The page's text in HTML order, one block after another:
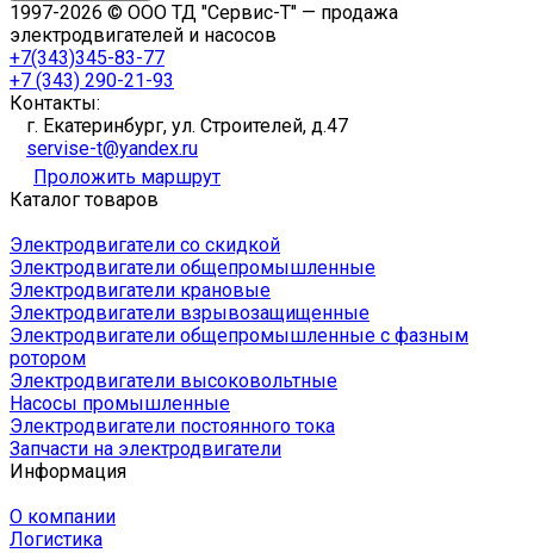
1997-2026 © ООО ТД "Сервис-Т" — продажа
электродвигателей и насосов
+7(343)345-83-77
+7 (343) 290-21-93
Контакты:
г. Екатеринбург, ул. Строителей, д.47
servise-t@yandex.ru
Проложить маршрут
Каталог товаров
Электродвигатели со скидкой
Электродвигатели общепромышленные
Электродвигатели крановые
Электродвигатели взрывозащищенные
Электродвигатели общепромышленные с фазным
ротором
Электродвигатели высоковольтные
Насосы промышленные
Электродвигатели постоянного тока
Запчасти на электродвигатели
Информация
О компании
Логистика